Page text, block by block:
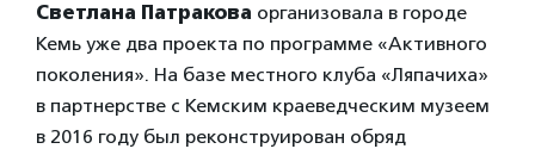
Светлана Патракова организовала в городе
Кемь уже два проекта по программе «Активного
поколения». На базе местного клуба «Ляпачиха»
в партнерстве с Кемским краеведческим музеем
в 2016 году был реконструирован обряд